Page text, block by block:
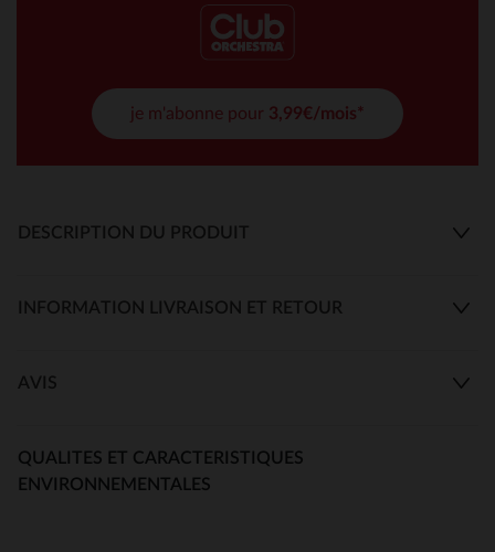
je m'abonne pour 3,99€/mois*
DESCRIPTION DU PRODUIT
INFORMATION LIVRAISON ET RETOUR
AVIS
QUALITES ET CARACTERISTIQUES
ENVIRONNEMENTALES